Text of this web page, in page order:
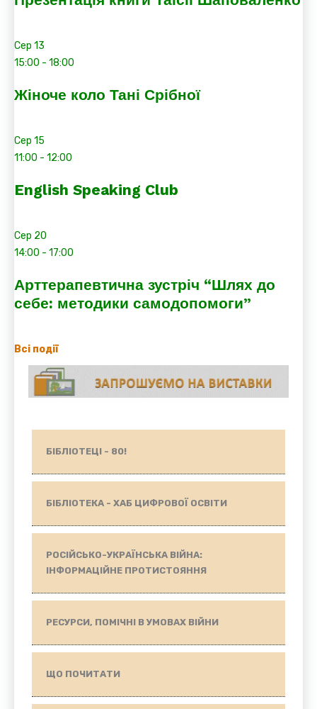
Сер 13
15:00 - 18:00
Жіноче коло Тані Срібної
Сер 15
11:00 - 12:00
English Speaking Club
Сер 20
14:00 - 17:00
Арттерапевтична зустріч “Шлях до
себе: методики самодопомоги”
Всі події
БІБЛІОТЕЦІ - 80!
БІБЛІОТЕКА - ХАБ ЦИФРОВОЇ ОСВІТИ
РОСІЙСЬКО-УКРАЇНСЬКА ВІЙНА:
ІНФОРМАЦІЙНЕ ПРОТИСТОЯННЯ
РЕСУРСИ, ПОМІЧНІ В УМОВАХ ВІЙНИ
ЩО ПОЧИТАТИ